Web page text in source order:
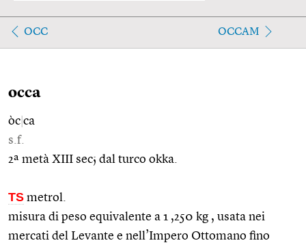
OCC OCCAM
occa
òc ca
s.f.
2ª metà XIII sec; dal turco okka.
TS metrol.
misura di peso equivalente a 1 ,250 kg , usata nei
mercati del Levante e nell’Impero Ottomano fino